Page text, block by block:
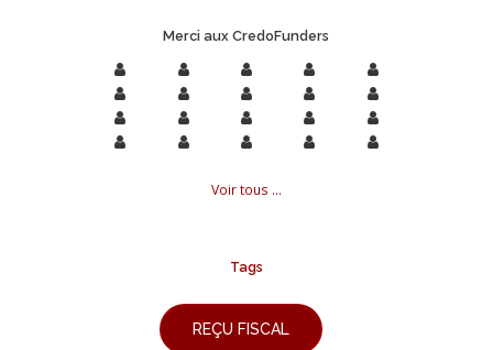
Merci aux CredoFunders
Voir tous ...
Tags
REÇU FISCAL